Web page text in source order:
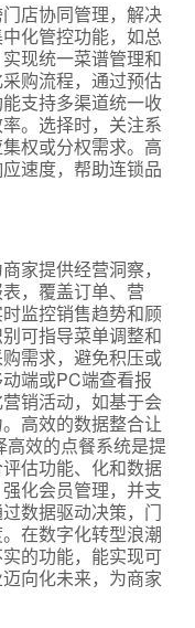
店协同管理，解决
化管控功能，如总
现统一菜谱管理和
购流程，通过预估
支持多渠道统一收
。选择时，关注系
权或分权需求。高
速度，帮助连锁品
家提供经营洞察，
，覆盖订单、营
监控销售趋势和顾
可指导菜单调整和
需求，避免积压或
端或PC端查看报
销活动，如基于会
高效的数据整合让
效的点餐系统是提
估功能、化和数据
化会员管理，并支
数据驱动决策，门
在数字化转型浪潮
的功能，能实现可
向化未来，为商家